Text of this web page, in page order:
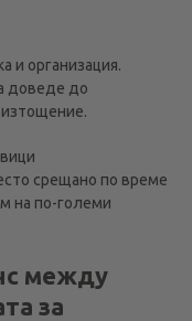
и организация.
доведе до
срещано по време
на по-големи
между
за